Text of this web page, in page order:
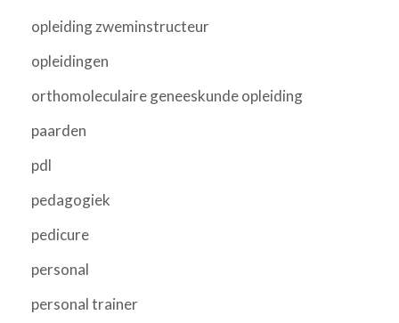
opleiding zweminstructeur
opleidingen
orthomoleculaire geneeskunde opleiding
paarden
pdl
pedagogiek
pedicure
personal
personal trainer